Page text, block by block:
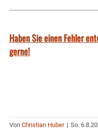
Haben Sie einen Fehler
gerne!
Von Christian Huber | So.